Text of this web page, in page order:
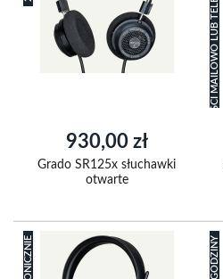
930,00 zł
Grado SR125x słuchawki
otwarte
ZAPYTAJ O PLANOWANY TERMIN DOSTĘPNOŚCI MAILOWO LUB TELEFONICZNIE.
24 GODZINY